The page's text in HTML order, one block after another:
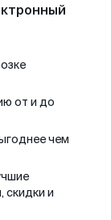
от и до
чем
скидки и